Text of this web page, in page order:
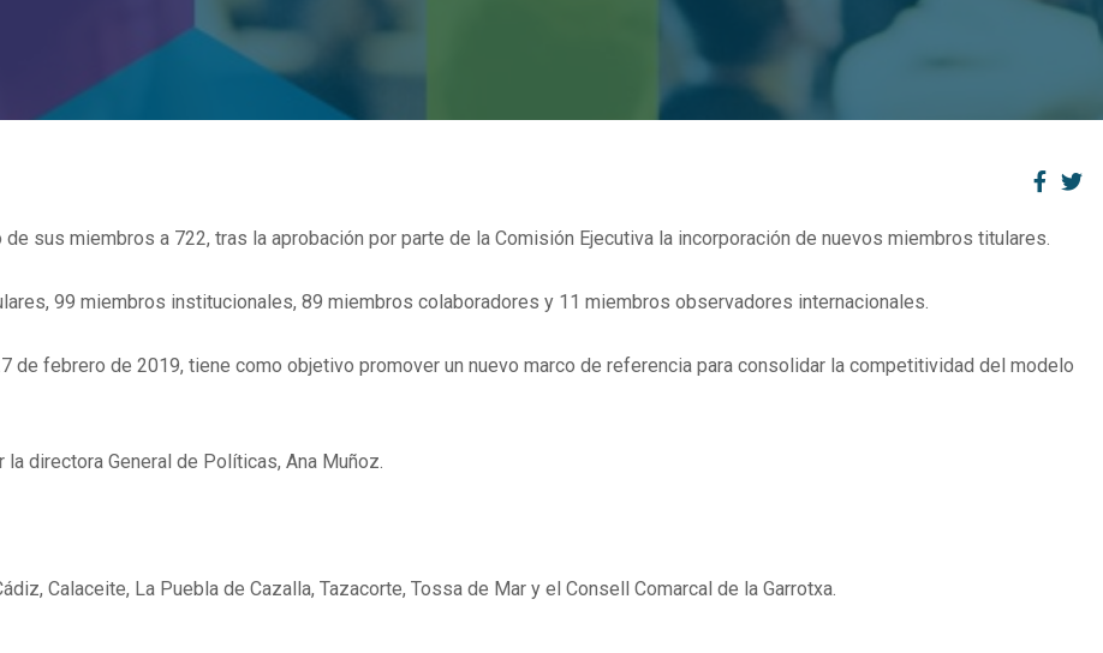
sus miembros a 722, tras la aprobación por parte de la Comisión Ejecutiva la incorporación de nuevos miembros titulares.
99 miembros institucionales, 89 miembros colaboradores y 11 miembros observadores internacionales.
febrero de 2019, tiene como objetivo promover un nuevo marco de referencia para consolidar la competitividad del modelo
directora General de Políticas, Ana Muñoz.
Calaceite, La Puebla de Cazalla, Tazacorte, Tossa de Mar y el Consell Comarcal de la Garrotxa.